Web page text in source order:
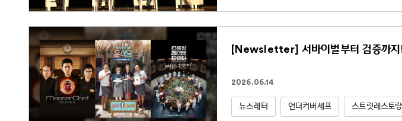
[Newsletter] 서바이벌부터 검증까지!
2026.06.14
뉴스레터 언더커버셰프 스트릿레스토